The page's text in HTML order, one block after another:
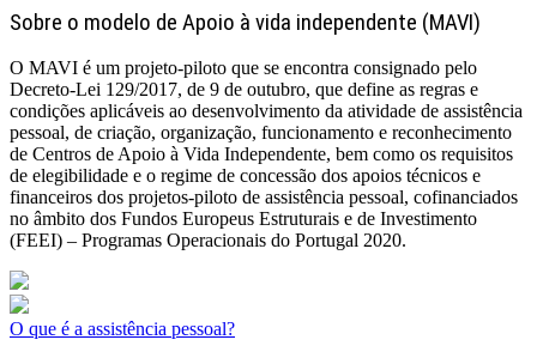
Sobre o modelo de Apoio à vida independente (MAVI)
O MAVI é um projeto-piloto que se encontra consignado pelo
Decreto-Lei 129/2017, de 9 de outubro, que define as regras e
condições aplicáveis ao desenvolvimento da atividade de assistência
pessoal, de criação, organização, funcionamento e reconhecimento
de Centros de Apoio à Vida Independente, bem como os requisitos
de elegibilidade e o regime de concessão dos apoios técnicos e
financeiros dos projetos-piloto de assistência pessoal, cofinanciados
no âmbito dos Fundos Europeus Estruturais e de Investimento
(FEEI) – Programas Operacionais do Portugal 2020.
O que é a assistência pessoal?